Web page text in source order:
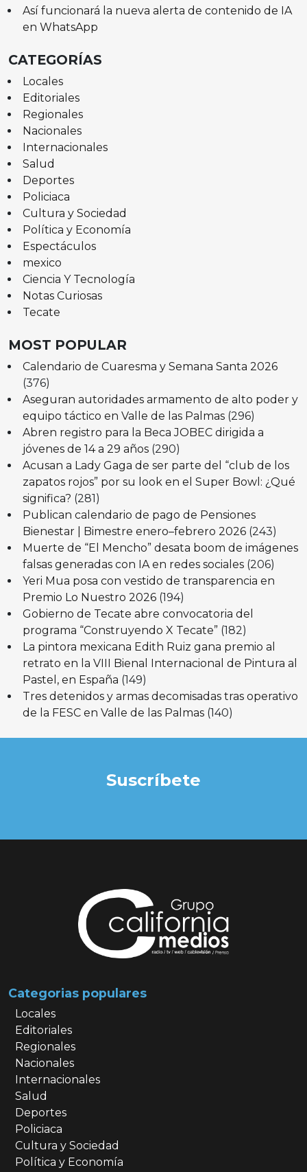
Así funcionará la nueva alerta de contenido de IA
en WhatsApp
CATEGORÍAS
Locales
Editoriales
Regionales
Nacionales
Internacionales
Salud
Deportes
Policiaca
Cultura y Sociedad
Política y Economía
Espectáculos
mexico
Ciencia Y Tecnología
Notas Curiosas
Tecate
MOST POPULAR
Calendario de Cuaresma y Semana Santa 2026
(376)
Aseguran autoridades armamento de alto poder y
equipo táctico en Valle de las Palmas (296)
Abren registro para la Beca JOBEC dirigida a
jóvenes de 14 a 29 años (290)
Acusan a Lady Gaga de ser parte del “club de los
zapatos rojos” por su look en el Super Bowl: ¿Qué
significa? (281)
Publican calendario de pago de Pensiones
Bienestar | Bimestre enero–febrero 2026 (243)
Muerte de “El Mencho” desata boom de imágenes
falsas generadas con IA en redes sociales (206)
Yeri Mua posa con vestido de transparencia en
Premio Lo Nuestro 2026 (194)
Gobierno de Tecate abre convocatoria del
programa “Construyendo X Tecate” (182)
La pintora mexicana Edith Ruiz gana premio al
retrato en la VIII Bienal Internacional de Pintura al
Pastel, en España (149)
Tres detenidos y armas decomisadas tras operativo
de la FESC en Valle de las Palmas (140)
Suscríbete
Categorias populares
Locales
Editoriales
Regionales
Nacionales
Internacionales
Salud
Deportes
Policiaca
Cultura y Sociedad
Política y Economía